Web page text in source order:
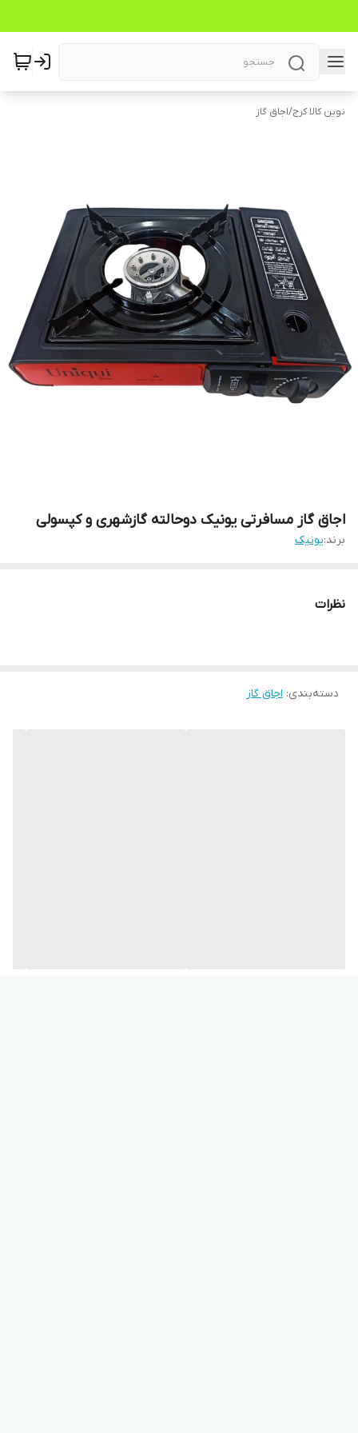
نوین کالا کرج/اجاق گاز
اجاق گاز مسافرتی یونیک دوحالته گازشهری و کپسولی
برند:یونیک
نظرات
دسته‌بندی: اجاق گاز